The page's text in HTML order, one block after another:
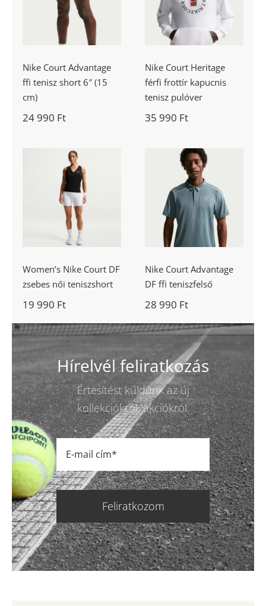
(15 cm)
Nike Court Advantage
ffi tenisz short 6″ (15
cm)
24 990 Ft
tenisz pulóver
Nike Court Heritage
férfi frottír kapucnis
tenisz pulóver
35 990 Ft
Women’s Nike
Court DF
zsebes női
teniszshort
Women’s Nike Court DF
zsebes női teniszshort
19 990 Ft
Nike Court
Advantage DF
ffi teniszfelső
Nike Court Advantage
DF ffi teniszfelső
28 990 Ft
Hírelvél feliratkozás
Értesítést küldünk az új
kollekciókról, akciókról.
Feliratkozom